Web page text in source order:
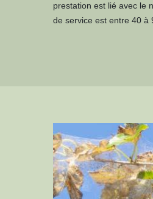
prestation est lié avec le
de service est entre 40 à